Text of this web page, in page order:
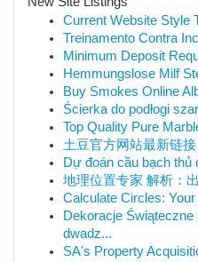
Current Website Style
Treinamento Contra
Minimum Deposit
Hemmungslose Milf
Buy Smokes Online
Ścierka do podłogi
Top Quality Pure
土豆官方网站最新链接
Dự đoán cầu bạch thủ
地理位置专家 解析：
Calculate Circles:
Dekoracje
dwadz...
SA's Property